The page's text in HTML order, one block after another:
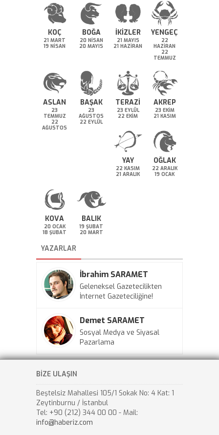
KOÇ
21 MART
19 NİSAN
BOĞA
20 NİSAN
20 MAYIS
İKİZLER
21 MAYIS
21 HAZİRAN
YENGEÇ
22
HAZİRAN
22
TEMMUZ
ASLAN
23
TEMMUZ
22
AĞUSTOS
BAŞAK
23
AĞUSTOS
22 EYLÜL
TERAZİ
23 EYLÜL
22 EKİM
AKREP
23 EKİM
21 KASIM
YAY
22 KASIM
21 ARALIK
OĞLAK
22 ARALIK
19 OCAK
KOVA
20 OCAK
18 ŞUBAT
BALIK
19 ŞUBAT
20 MART
YAZARLAR
İbrahim SARAMET
Geleneksel Gazetecilikten
İnternet Gazeteciliğine!
Demet SARAMET
Sosyal Medya ve Siyasal
Pazarlama
BİZE ULAŞIN
Beştelsiz Mahallesi 105/1 Sokak No: 4 Kat: 1
Zeytinburnu / İstanbul
Tel: +90 (212) 344 00 00 - Mail:
info@haberiz.com